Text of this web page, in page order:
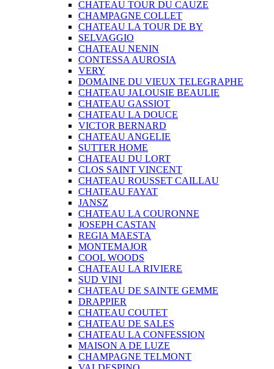
CHATEAU TOUR DU CAUZE
CHAMPAGNE COLLET
CHATEAU LA TOUR DE BY
SELVAGGIO
CHATEAU NENIN
CONTESSA AUROSIA
VERY
DOMAINE DU VIEUX TELEGRAPHE
CHATEAU JALOUSIE BEAULIE
CHATEAU GASSIOT
CHATEAU LA DOUCE
VICTOR BERNARD
CHATEAU ANGELIE
SUTTER HOME
CHATEAU DU LORT
CLOS SAINT VINCENT
CHATEAU ROUSSET CAILLAU
CHATEAU FAYAT
JANSZ
CHATEAU LA COURONNE
JOSEPH CASTAN
REGIA MAESTA
MONTEMAJOR
COOL WOODS
CHATEAU LA RIVIERE
SUD VINI
CHATEAU DE SAINTE GEMME
DRAPPIER
CHATEAU COUTET
CHATEAU DE SALES
CHATEAU LA CONFESSION
MAISON A DE LUZE
CHAMPAGNE TELMONT